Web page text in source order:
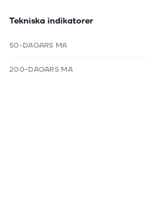
Tekniska indikatorer
50-DAGARS MA
200-DAGARS MA